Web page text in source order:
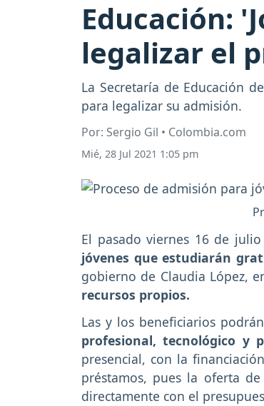
Educación:
legalizar el
La Secretaría de Educación
para legalizar su admisión.
Por: Sergio Gil • Colombia.com
Mié, 28 Jul 2021 1:05 pm
El pasado viernes 16 de
jóvenes que estudiarán
gobierno de Claudia López,
recursos propios.
Las y los beneficiarios
profesional, tecnológico y
presencial, con la
préstamos, pues la oferta
directamente con el